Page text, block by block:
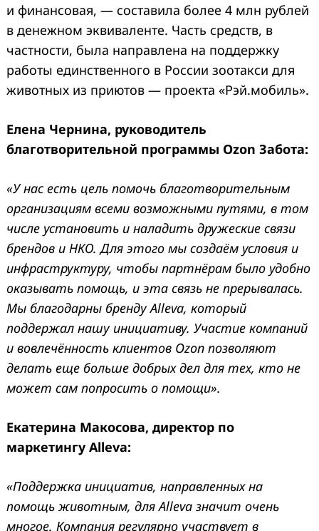
и финансовая, — составила более 4 млн рублей
в денежном эквиваленте. Часть средств, в
частности, была направлена на поддержку
работы единственного в России зоотакси для
животных из приютов — проекта «Рэй.мобиль».
Елена Чернина, руководитель
благотворительной программы Ozon Забота:
«У нас есть цель помочь благотворительным
организациям всеми возможными путями, в том
числе установить и наладить дружеские связи
брендов и НКО. Для этого мы создаём условия и
инфраструктуру, чтобы партнёрам было удобно
оказывать помощь, и эта связь не прерывалась.
Мы благодарны бренду Alleva, который
поддержал нашу инициативу. Участие компаний
и вовлечённость клиентов Ozon позволяют
делать еще больше добрых дел для тех, кто не
может сам попросить о помощи».
Екатерина Макосова, директор по
маркетингу Alleva:
«Поддержка инициатив, направленных на
помощь животным, для Alleva значит очень
многое. Компания регулярно участвует в